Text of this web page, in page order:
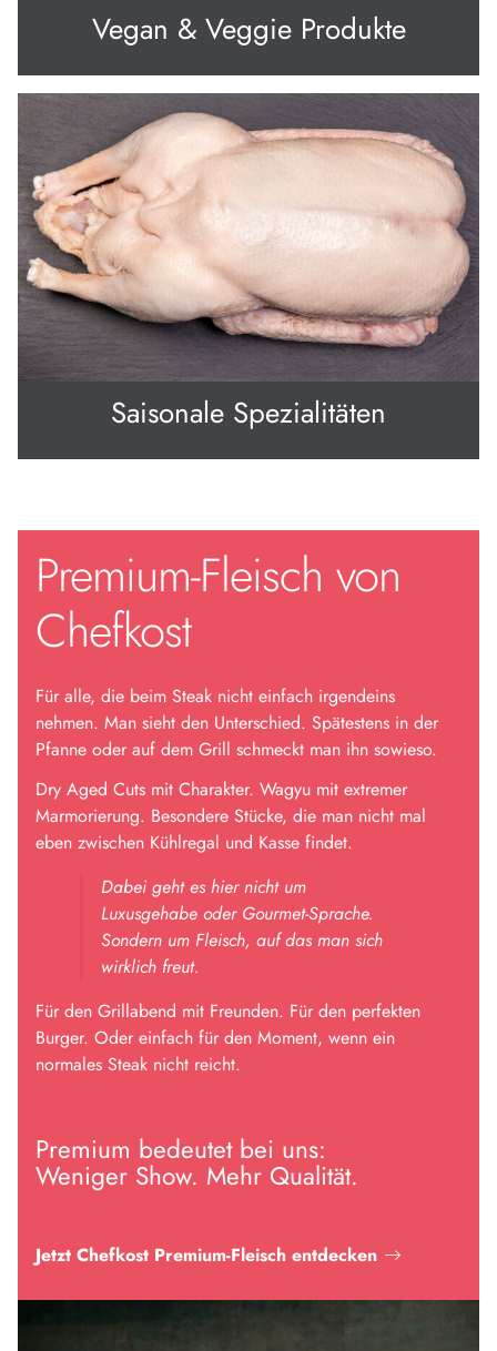
Vegan & Veggie Produkte
Saisonale Spezialitäten
Premium-Fleisch von
Chefkost
Für alle, die beim Steak nicht einfach irgendeins
nehmen. Man sieht den Unterschied. Spätestens in der
Pfanne oder auf dem Grill schmeckt man ihn sowieso.
Dry Aged Cuts mit Charakter. Wagyu mit extremer
Marmorierung. Besondere Stücke, die man nicht mal
eben zwischen Kühlregal und Kasse findet.
Dabei geht es hier nicht um
Luxusgehabe oder Gourmet-Sprache.
Sondern um Fleisch, auf das man sich
wirklich freut.
Für den Grillabend mit Freunden. Für den perfekten
Burger. Oder einfach für den Moment, wenn ein
normales Steak nicht reicht.
Premium bedeutet bei uns:
Weniger Show. Mehr Qualität.
Jetzt Chefkost Premium-Fleisch entdecken